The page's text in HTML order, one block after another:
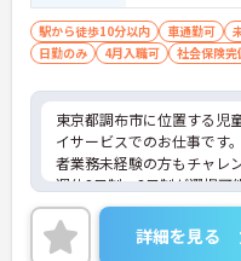
駅から徒歩10分以内 車通勤可
日勤のみ
4月入職可 社会保険完
東京都調布市に位置する児
イサービスでのお仕事です
者業務未経験の方もチャレ
週休2日制・3日制が選択可
最寄り駅から徒歩圏内で好
のある方には、面接対策ポ
をお話しいたしますのでお
詳細を見る